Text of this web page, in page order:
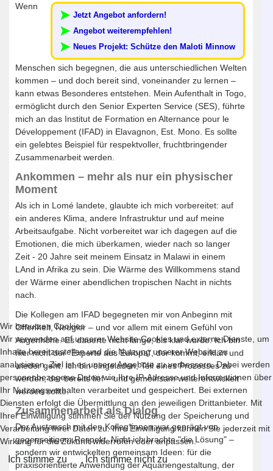
Jetzt Angebot anfordern!
Angebot weiterempfehlen!
Neues Projekt: Schütze den Maloti Minnow
Wenn
Menschen sich begegnen, die aus unterschiedlichen Welten
kommen – und doch bereit sind, voneinander zu lernen –
kann etwas Besonderes entstehen. Mein Aufenthalt in Togo,
ermöglicht durch den Senior Experten Service (SES), führte
mich an das Institut de Formation en Alternance pour le
Développement (IFAD) in Elavagnon, Est. Mono. Es sollte
ein gelebtes Beispiel für respektvoller, fruchtbringender
Zusammenarbeit werden.
Ankommen – mehr als nur ein physischer
Moment
Als ich in Lomé landete, glaubte ich mich vorbereitet: auf
ein anderes Klima, andere Infrastruktur und auf meine
Arbeitsaufgabe. Nicht vorbereitet war ich dagegen auf die
Emotionen, die mich überkamen, wieder nach so langer
Zeit - 20 Jahre seit meinem Einsatz in Malawi in einem
LAnd in Afrika zu sein. Die Wärme des Willkommens stand
der Wärme einer abendlichen tropischen Nacht in nichts
nach.
Die Kollegen am IFAD begegneten mir von Anbeginn mit
Offenheit, Neugier – und vor allem mit einem Gefühl von
Augenhöhe. Es dauerte nicht lange, bis klar wurde: Ich bin
hier nicht der "Experte aus Europa", der kommt, erklärt und
wieder geht. Ich bin eingeladen, Teil eines Prozesses zu
werden, der bereits lief – und gemeinsam weiterentwickelt
werden sollte.
Zusammenarbeit als Dialog
Der Austausch mit den Kolleg*innen war geprägt von
gegenseitigem Respekt. Nicht ich brachte "die Lösung" –
sondern wir entwickelten gemeinsam Ideen: für die
praxisorientierte Anwendung der Aquariengestaltung, der
Wir benutzen Cookies
Wir verwenden auf unserer Website Cookies und externe Dienste, um
Inhalte bereitzustellen und die Nutzung unserer Website zu
analysieren. Ziel ist es unsere Angebote zu verbessern. Dabei werden
personenbezogene Daten wie Ihre IP-Adresse und Informationen über
Ihr Nutzungsverhalten verarbeitet und gespeichert. Bei externen
Diensten erfolgt die Übermittlung an den jeweiligen Drittanbieter. Mit
Ihrer Einwilligung stimmen Sie der Nutzung der Speicherung und
Verarbeitung Ihrer Daten zu. Ihre Einwilligung können Sie jederzeit mit
Wirkung für die Zukunft widerrufen oder anpassen.
Ich stimme zu Ich stimme nicht zu